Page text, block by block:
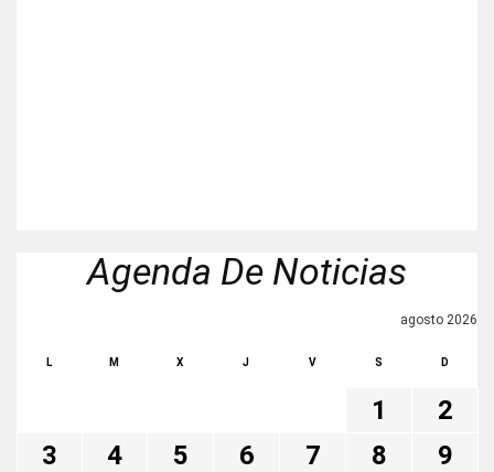
Agenda De Noticias
agosto 2026
L M X J V S D
1
2
3
4 5 6 7 8
9